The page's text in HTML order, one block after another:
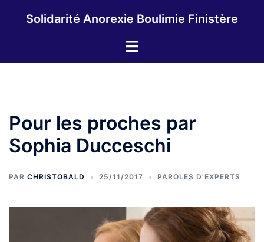
Solidarité Anorexie Boulimie Finistère
Ouvrir/fermer
Pour les proches par
Sophia Ducceschi
PAR CHRISTOBALD 25/11/2017 PAROLES D'EXPERTS